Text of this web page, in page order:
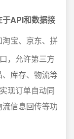
API和数据接
宝、京东、拼
，允许第三方
库存、物流等
现订单自动同
信息回传等功